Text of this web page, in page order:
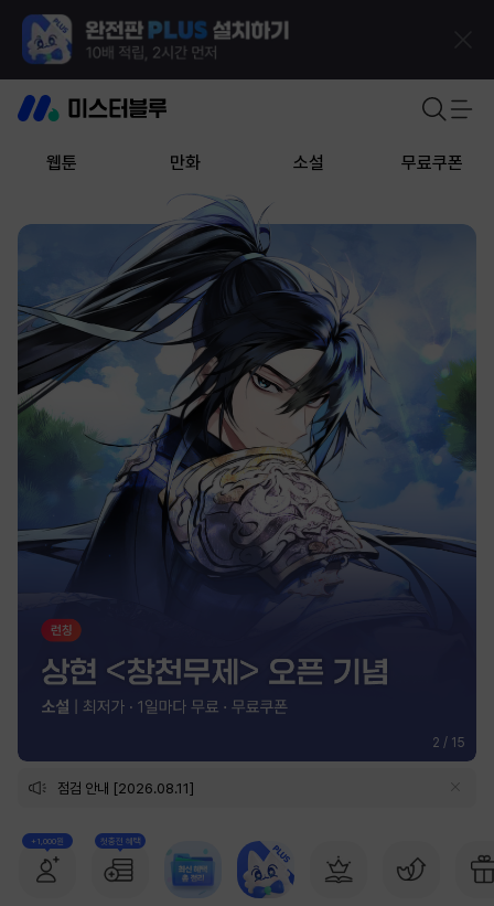
웹툰 만화 소설 무료쿠폰
2 / 15
점검 안내 [2026.08.11]
+1,000원 첫충전 혜택